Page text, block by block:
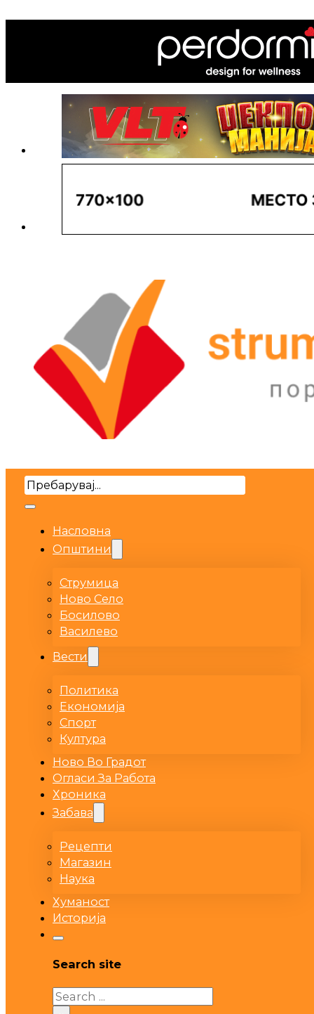
Search
Насловна
Општини
Струмица
Ново Село
Босилово
Василево
Вести
Политика
Економија
Спорт
Култура
Ново Во Градот
Огласи За Работа
Хроника
Забава
Рецепти
Магазин
Наука
Хуманост
Историја
Search site
Search